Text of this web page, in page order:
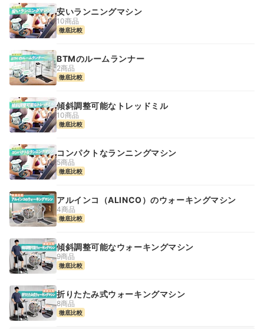
安いランニングマシン
10商品
徹底比較
BTMのルームランナー
2商品
徹底比較
傾斜調整可能なトレッドミル
10商品
徹底比較
コンパクトなランニングマシン
5商品
徹底比較
アルインコ（ALINCO）のウォーキングマシン
4商品
徹底比較
傾斜調整可能なウォーキングマシン
9商品
徹底比較
折りたたみ式ウォーキングマシン
8商品
徹底比較